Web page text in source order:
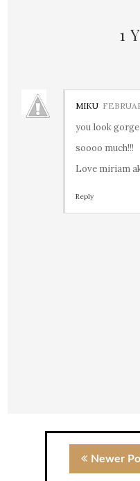
1
MIKU
you look
soooo much!!!
Love miriam
Reply
Newer